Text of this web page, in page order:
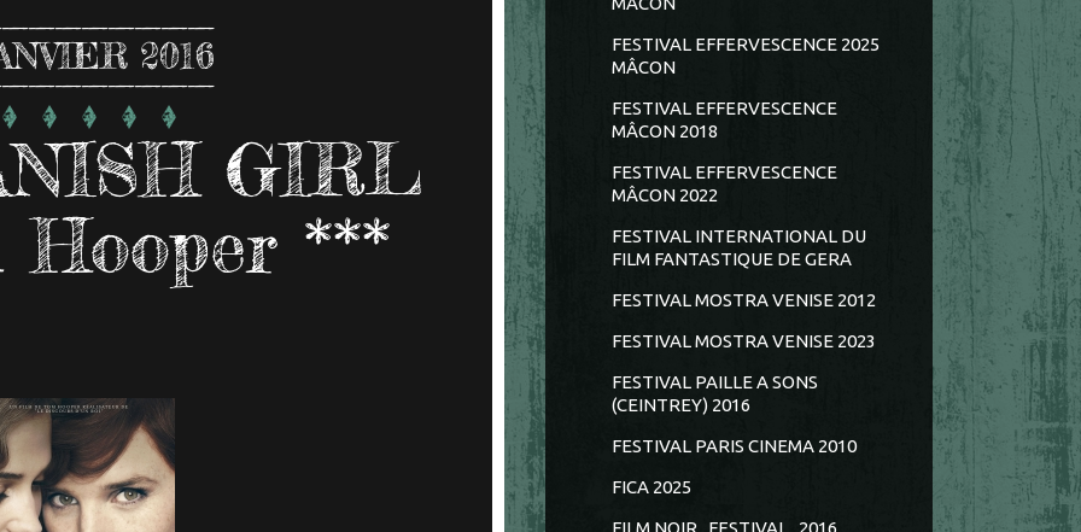
2016
GIRL
Hooper ***
FESTIVAL EFFERVESCENCE 2025
MÂCON
FESTIVAL EFFERVESCENCE
MÂCON 2018
FESTIVAL EFFERVESCENCE
MÂCON 2022
FESTIVAL INTERNATIONAL DU
FILM FANTASTIQUE DE GERA
FESTIVAL MOSTRA VENISE 2012
FESTIVAL MOSTRA VENISE 2023
FESTIVAL PAILLE A SONS
(CEINTREY) 2016
FESTIVAL PARIS CINEMA 2010
FICA 2025